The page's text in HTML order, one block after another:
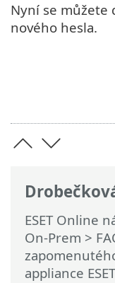
ESET Online
On-Prem >
appliance
Nyní se můžete
nového hesla.